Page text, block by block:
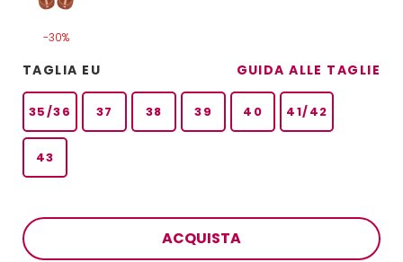
-30%
TAGLIA EU GUIDA ALLE TAGLIE
35/36 37 38 39 40 41/42
43
ACQUISTA